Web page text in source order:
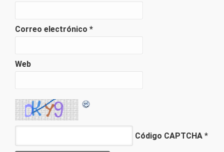
Correo electrónico *
Web
Código CAPTCHA *